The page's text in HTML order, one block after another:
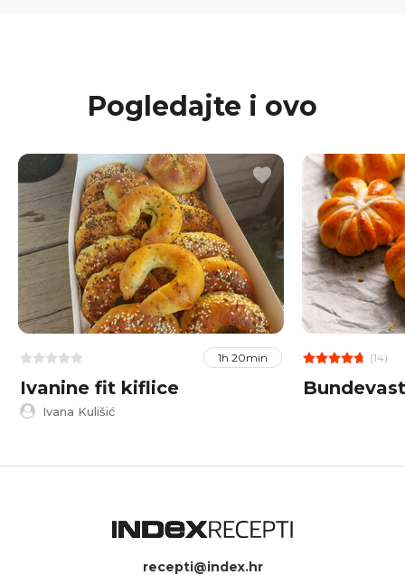
Pogledajte i ovo
1h 20min
Ivanine fit kiflice
Ivana Kulišić
(14)
recepti@index.hr